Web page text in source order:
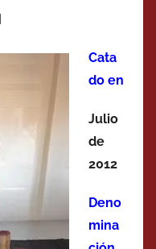
Cata
do en
Julio
de
2012
Deno
mina